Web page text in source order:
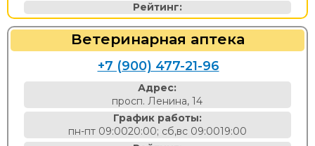
Рейтинг:
Ветеринарная аптека
+7 (900) 477-21-96
Адрес:
просп. Ленина, 14
График работы:
пн-пт 09:0020:00; сб,вс 09:0019:00